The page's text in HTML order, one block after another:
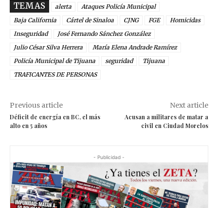
TEMAS alerta
Ataques Policía Municipal
Baja California
Cártel de Sinaloa CJNG FGE
Homicidas
Inseguridad
José Fernando Sánchez González
Julio César Silva Herrera
María Elena Andrade Ramírez
Policía Municipal de Tijuana
seguridad
Tijuana
TRAFICANTES DE PERSONAS
Previous article
Déficit de energía en BC, el más
alto en 5 años
Next article
Acusan a militares de matar a
civil en Ciudad Morelos
- Publicidad -